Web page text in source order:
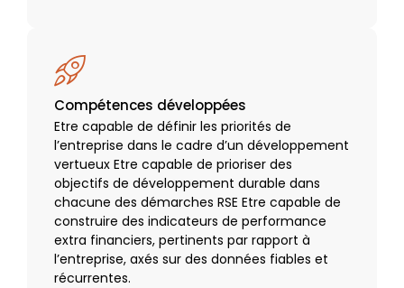
Compétences développées
Etre capable de définir les priorités de
l’entreprise dans le cadre d’un développement
vertueux Etre capable de prioriser des
objectifs de développement durable dans
chacune des démarches RSE Etre capable de
construire des indicateurs de performance
extra financiers, pertinents par rapport à
l’entreprise, axés sur des données fiables et
récurrentes.